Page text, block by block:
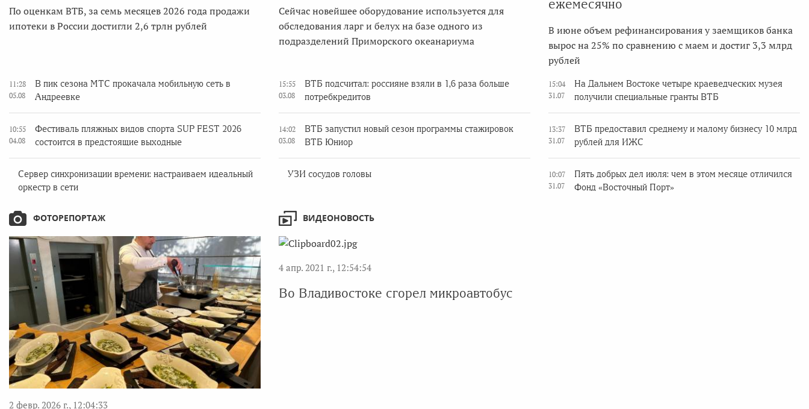
По оценкам ВТБ, за семь месяцев 2026 года продажи
ипотеки в России достигли 2,6 трлн рублей
Сейчас новейшее оборудование используется для
обследования ларг и белух на базе одного из
подразделений Приморского океанариума
ежемесячно
В июне объем рефинансирования у заемщиков банка
вырос на 25% по сравнению с маем и достиг 3,3 млрд
рублей
11:28
05.08
В пик сезона МТС прокачала мобильную сеть в
Андреевке
10:55
04.08
Фестиваль пляжных видов спорта SUP FEST 2026
состоится в предстоящие выходные
Сервер синхронизации времени: настраиваем идеальный
оркестр в сети
15:55
03.08
ВТБ подсчитал: россияне взяли в 1,6 раза больше
потребкредитов
14:02
03.08
ВТБ запустил новый сезон программы стажировок
ВТБ Юниор
УЗИ сосудов головы
15:04
31.07
На Дальнем Востоке четыре краеведческих музея
получили специальные гранты ВТБ
13:37
31.07
ВТБ предоставил среднему и малому бизнесу 10 млрд
рублей для ИЖС
10:07
31.07
Пять добрых дел июля: чем в этом месяце отличился
Фонд «Восточный Порт»
ФОТОРЕПОРТАЖ
2 февр. 2026 г., 12:04:33
ВИДЕОНОВОСТЬ
4 апр. 2021 г., 12:54:54
Во Владивостоке сгорел микроавтобус